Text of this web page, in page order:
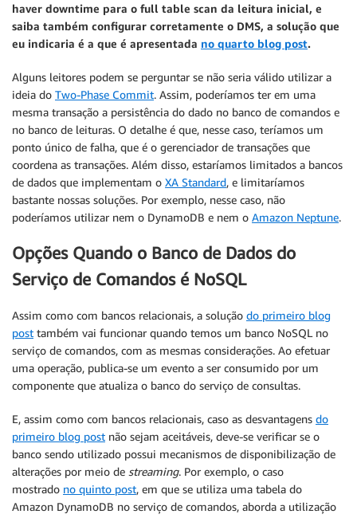
haver downtime para o full table scan da leitura inicial, e
saiba também configurar corretamente o DMS, a solução que
eu indicaria é a que é apresentada no quarto blog post.
Alguns leitores podem se perguntar se não seria válido utilizar a
ideia do Two-Phase Commit. Assim, poderíamos ter em uma
mesma transação a persistência do dado no banco de comandos e
no banco de leituras. O detalhe é que, nesse caso, teríamos um
ponto único de falha, que é o gerenciador de transações que
coordena as transações. Além disso, estaríamos limitados a bancos
de dados que implementam o XA Standard, e limitaríamos
bastante nossas soluções. Por exemplo, nesse caso, não
poderíamos utilizar nem o DynamoDB e nem o Amazon Neptune.
Opções Quando o Banco de Dados do
Serviço de Comandos é NoSQL
Assim como com bancos relacionais, a solução do primeiro blog
post também vai funcionar quando temos um banco NoSQL no
serviço de comandos, com as mesmas considerações. Ao efetuar
uma operação, publica-se um evento a ser consumido por um
componente que atualiza o banco do serviço de consultas.
E, assim como com bancos relacionais, caso as desvantagens do
primeiro blog post não sejam aceitáveis, deve-se verificar se o
banco sendo utilizado possui mecanismos de disponibilização de
alterações por meio de streaming. Por exemplo, o caso
mostrado no quinto post, em que se utiliza uma tabela do
Amazon DynamoDB no serviço de comandos, aborda a utilização